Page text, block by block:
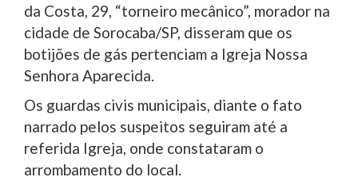
da Costa, 29, “torneiro mecânico”, morador na
cidade de Sorocaba/SP, disseram que os
botijões de gás pertenciam a Igreja Nossa
Senhora Aparecida.
Os guardas civis municipais, diante o fato
narrado pelos suspeitos seguiram até a
referida Igreja, onde constataram o
arrombamento do local.